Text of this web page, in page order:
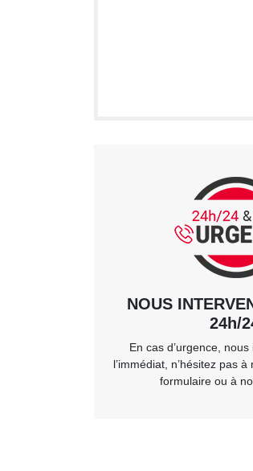
NOUS
24h/
En cas d’urgence,
l’immédiat, n’hésitez pas
formulaire ou à